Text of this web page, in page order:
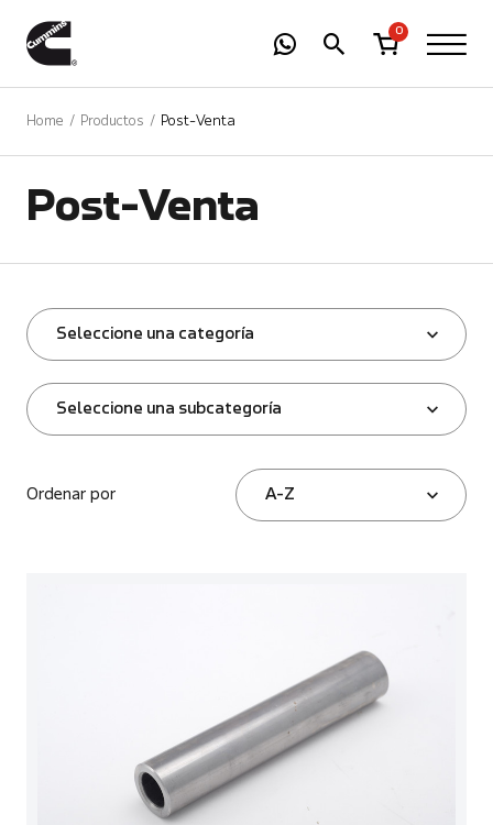
0
Home Productos Post-Venta
Post-Venta
Seleccione una categoría
Seleccione una subcategoría
Ordenar por A-Z